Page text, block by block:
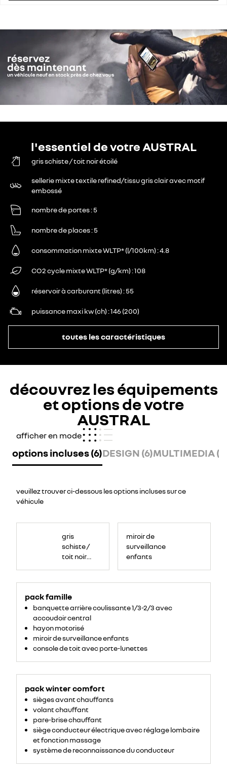
l'essentiel de votre AUSTRAL
gris schiste / toit noir étoilé
sellerie mixte textile refined/tissu gris clair avec motif
embossé
nombre de portes 5
nombre de places 5
consommation mixte WLTP* (l/100km) 4.8
CO2 cycle mixte WLTP* (g/km) 108
réservoir à carburant (litres) 55
puissance maxi kw (ch) 146 (200)
toutes les caractéristiques
découvrez les équipements
et options de votre
AUSTRAL
afficher en mode
options incluses (6)DESIGN (6)MULTIMEDIA
veuillez trouver ci-dessous les options incluses sur ce
véhicule
gris
schiste /
toit noir
pack famille
banquette arrière coulissante 1/3-2/3 avec
accoudoir central
hayon motorisé
miroir de surveillance enfants
console de toit avec porte-lunettes
pack winter comfort
sièges avant chauffants
volant chauffant
pare-brise chauffant
siège conducteur électrique avec réglage lombaire
et fonction massage
système de reconnaissance du conducteur
miroir de
surveillance
enfants